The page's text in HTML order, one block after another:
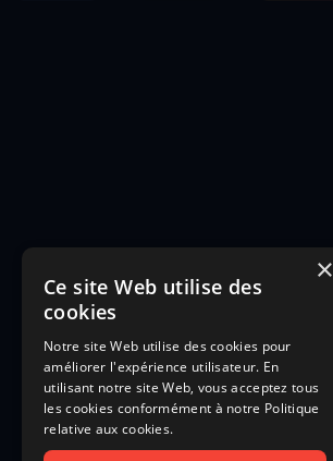
×
Ce site Web utilise des
cookies
Notre site Web utilise des cookies pour
améliorer l'expérience utilisateur. En
utilisant notre site Web, vous acceptez tous
les cookies conformément à notre Politique
relative aux cookies.